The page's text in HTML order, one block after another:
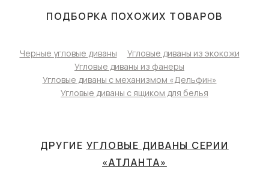
ПОДБОРКА ПОХОЖИХ ТОВАРОВ
Черные угловые диваны
Угловые диваны из экокожи
Угловые диваны из фанеры
Угловые диваны с механизмом «Дельфин»
Угловые диваны с ящиком для белья
ДРУГИЕ УГЛОВЫЕ ДИВАНЫ СЕРИИ
«АТЛАНТА»